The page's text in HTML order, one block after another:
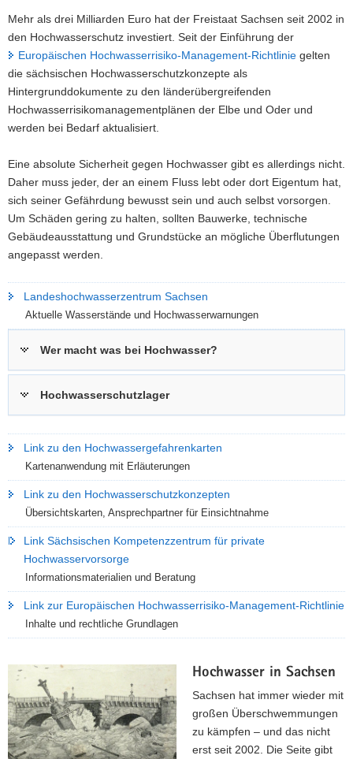
Mehr als drei Milliarden Euro hat der Freistaat Sachsen seit 2002 in
den Hochwasserschutz investiert. Seit der Einführung der
Europäischen Hochwasserrisiko-Management-Richtlinie gelten
die sächsischen Hochwasserschutzkonzepte als
Hintergrunddokumente zu den länderübergreifenden
Hochwasserrisikomanagementplänen der Elbe und Oder und
werden bei Bedarf aktualisiert.
Eine absolute Sicherheit gegen Hochwasser gibt es allerdings nicht.
Daher muss jeder, der an einem Fluss lebt oder dort Eigentum hat,
sich seiner Gefährdung bewusst sein und auch selbst vorsorgen.
Um Schäden gering zu halten, sollten Bauwerke, technische
Gebäudeausstattung und Grundstücke an mögliche Überflutungen
angepasst werden.
Landeshochwasserzentrum Sachsen
Aktuelle Wasserstände und Hochwasserwarnungen
Wer macht was bei Hochwasser?
Hochwasserschutzlager
Link zu den Hochwassergefahrenkarten
Kartenanwendung mit Erläuterungen
Link zu den Hochwasserschutzkonzepten
Übersichtskarten, Ansprechpartner für Einsichtnahme
Link Sächsischen Kompetenzzentrum für private
Hochwasservorsorge
Informationsmaterialien und Beratung
Link zur Europäischen Hochwasserrisiko-Management-Richtlinie
Inhalte und rechtliche Grundlagen
Hochwasser in Sachsen
Sachsen hat immer wieder mit
großen Überschwemmungen
zu kämpfen – und das nicht
erst seit 2002. Die Seite gibt